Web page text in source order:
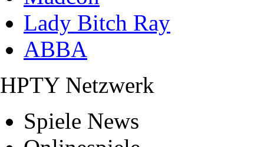
Lady Bitch Ray
ABBA
HPTY Netzwerk
Spiele News